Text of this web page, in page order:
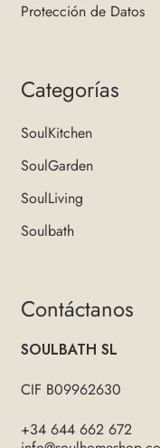
Protección de Datos
Categorías
SoulKitchen
SoulGarden
SoulLiving
Soulbath
Contáctanos
SOULBATH SL
CIF B09962630
+34 644 662 672